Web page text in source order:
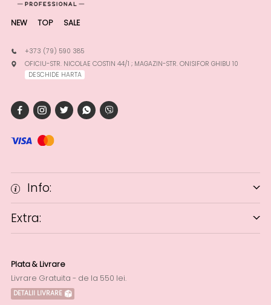
NEW TOP SALE
+373 (79) 590 385
OFICIU-STR. NICOLAE COSTIN 44/1 ; MAGAZIN-STR. ONISIFOR GHIBU 10
DESCHIDE HARTA
Info:
Extra:
Plata & Livrare
Livrare Gratuita - de la 550 lei.
DETALII LIVRARE